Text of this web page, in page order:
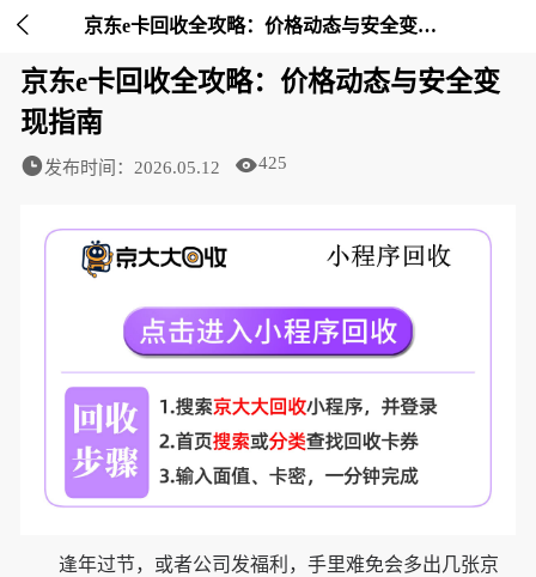
 京东e卡回收全攻略：价格动态与安全变现指南-京大大回收
京东e卡回收全攻略：价格动态与安全变
现指南
发布时间：2026.05.12 425
逢年过节，或者公司发福利，手里难免会多出几张京